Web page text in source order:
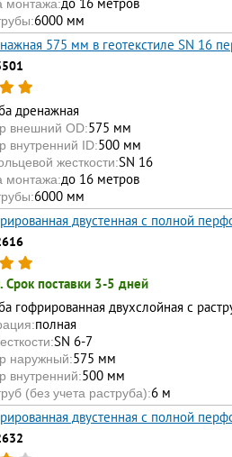
монтажа:
6000 мм
575 мм в геотекстиле SN 16
дренажная
внешний OD:575 мм
внутренний ID:500 мм
жесткости:SN 16
монтажа:до 16 метров
6000 мм
двустенная с полной
Срок поставки 3-5 дней
гофрированная двухслойная с
полная
SN 6-7
наружный:575 мм
внутренний:500 мм
(без учета раструба):6 м
двустенная с полной